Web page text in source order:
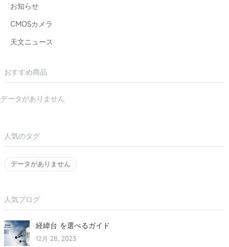
お知らせ
CMOSカメラ
天文ニュース
おすすめ商品
データがありません
人気のタグ
データがありません
人気ブログ
経緯台 を選べるガイド
12月 28, 2023